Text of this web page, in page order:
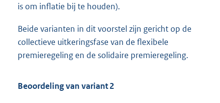
is om inflatie bij te houden).
Beide varianten in dit voorstel zijn gericht op de
collectieve uitkeringsfase van de flexibele
premieregeling en de solidaire premieregeling.
Beoordeling van variant 2